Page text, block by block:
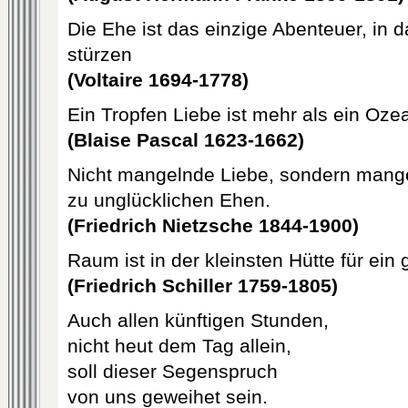
Die Ehe ist das einzige Abenteuer, in
stürzen
(Voltaire 1694-1778)
Ein Tropfen Liebe ist mehr als ein
(Blaise Pascal 1623-1662)
Nicht mangelnde Liebe, sondern
zu unglücklichen Ehen.
(Friedrich Nietzsche 1844-1900)
Raum ist in der kleinsten Hütte für ein
(Friedrich Schiller 1759-1805)
Auch allen künftigen Stunden,
nicht heut dem Tag allein,
soll dieser Segenspruch
von uns geweihet sein.